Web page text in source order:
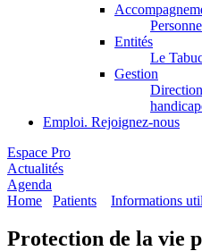
Entités
Le
Gestion
Emploi. Rejoignez-nous
Espace Pro
Actualités
Agenda
Home
Patients Informations
Protection de la vie